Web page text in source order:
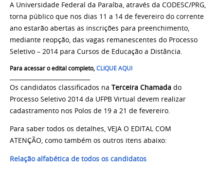
A Universidade Federal da Paraíba, através da CODESC/PRG,
torna público que nos dias 11 a 14 de fevereiro do corrente
ano estarão abertas as inscrições para preenchimento,
mediante reopção, das vagas remanescentes do Processo
Seletivo – 2014 para Cursos de Educação a Distância.
Para acessar o edital completo,CLIQUE AQUI
Os candidatos classificados na Terceira Chamada do
Processo Seletivo 2014 da UFPB Virtual devem realizar
cadastramento nos Polos de 19 a 21 de fevereiro.
Para saber todos os detalhes, VEJA O EDITAL COM
ATENÇÃO, como também os outros itens abaixo:
Relação alfabética de todos os candidatos